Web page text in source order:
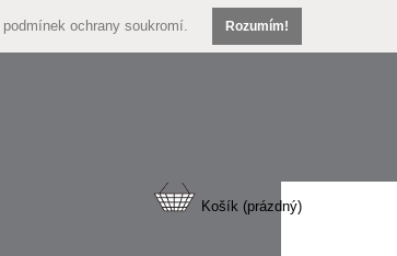
Rozumím!
podmínek ochrany soukromí.
Košík (prázdný)